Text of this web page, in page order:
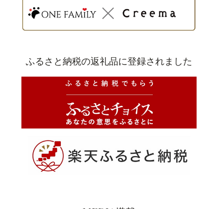
ふるさと納税の返礼品に登録されました